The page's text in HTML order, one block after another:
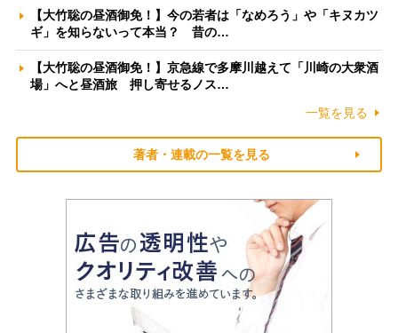
【大竹聡の昼酒御免！】今の若者は「なめろう」や「キヌカツ
ギ」を知らないって本当？ 昔の…
【大竹聡の昼酒御免！】京急線で多摩川越えて「川崎の大衆酒
場」へと昼酒旅 押し寄せるノス…
一覧を見る
著者・連載の一覧を見る